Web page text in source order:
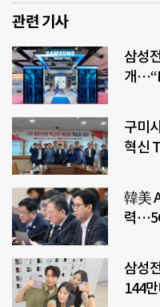
관련 기사
삼성
개
구미
혁신
韓美
력
삼성
144